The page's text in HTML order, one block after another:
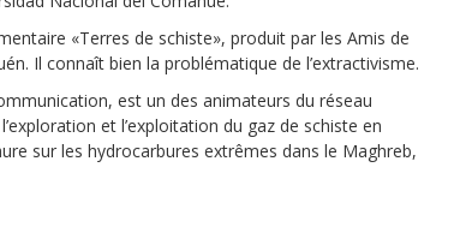
Madagascar
«Terres de schiste», produit par les Amis de
Il connaît bien la problématique de l’extractivisme.
est un des animateurs du réseau
et l’exploitation du gaz de schiste en
sur les hydrocarbures extrêmes dans le Maghreb,